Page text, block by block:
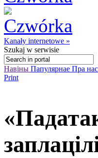
Kanały internetowe »
Szukaj w serwisie
Навіны Папулярнае Пра нас
Print